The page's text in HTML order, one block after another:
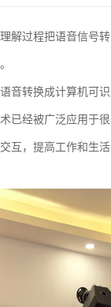
解过程把语音信号
音转换成计算机可
已经被广泛应用于
互，提高工作和生